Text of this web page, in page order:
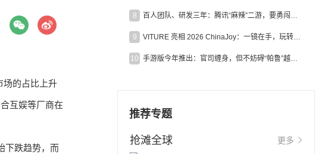
场的占比上升
互娱等厂商在
下跌趋势，而
8 百人团队、研发三年：腾讯“麻辣”二游，要勇闯男性恋爱市场
9 VITURE 亮相 2026 ChinaJoy：一镜在手，玩转全场！
10 手游版今年推出：官司缠身，但不妨碍“帕鲁”越来越火
推荐专题
抢滩全球 更多